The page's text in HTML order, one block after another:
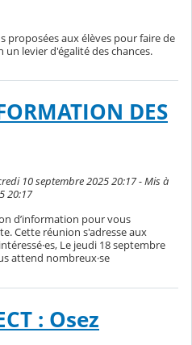
proposées aux élèves pour faire de
levier d'égalité des chances.
DES
10 septembre 2025 20:17 - Mis à
20:17
d’information pour vous
Cette réunion s'adresse aux
Le jeudi 18 septembre
attend nombreux·se
: Osez